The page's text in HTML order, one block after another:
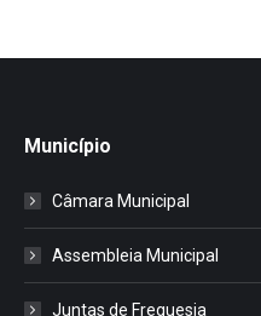
Município
Câmara Municipal
Assembleia Municipal
Juntas de Freguesia